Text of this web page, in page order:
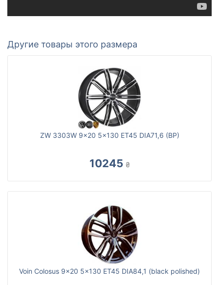
Другие товары этого размера
ZW 3303W 9x20 5x130 ET45 DIA71,6 (BP)
10245 ₴
Voin Colosus 9x20 5x130 ET45 DIA84,1 (black polished)